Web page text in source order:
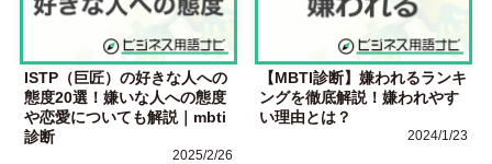
ISTP（巨匠）の好きな人への
態度20選！嫌いな人への態度
や恋愛についても解説｜mbti
診断
2025/2/26
【MBTI診断】嫌われるランキ
ングを徹底解説！嫌われやす
い理由とは？
2024/1/23